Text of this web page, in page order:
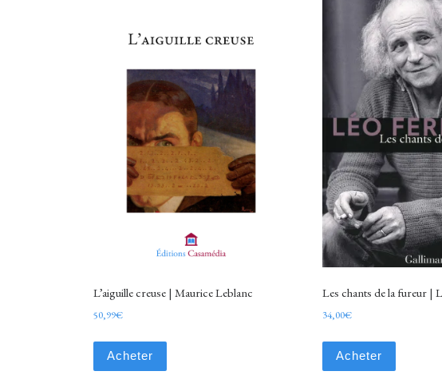
L’aiguille creuse | Maurice Leblanc
50,99€
Acheter
Les chants de la fureur |
34,00€
Acheter